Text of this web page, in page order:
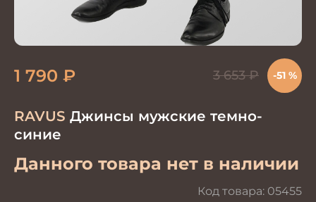
RAVUS Джинсы мужские темно-
синие
Данного товара нет в наличии
Код товара: 05455
1 790 ₽ 3 653₽ -51 %